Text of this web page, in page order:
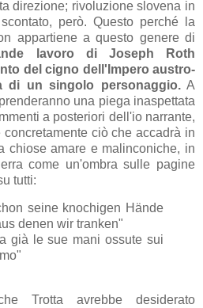
direzione; rivoluzione slovena in
però. Questo perché la
appartiene a questo genere di
lavoro di Joseph Roth
del cigno dell'Impero austro-
di un singolo personaggio.A
una piega inaspettata
a posteriori dell'io narrante,
ciò che accadrà in
chiose amare e malinconiche, in
come un'ombra sulle pagine
tutti:
seine knochigen Hände
denen wir tranken"
già le sue mani ossute sui
Trotta avrebbe desiderato